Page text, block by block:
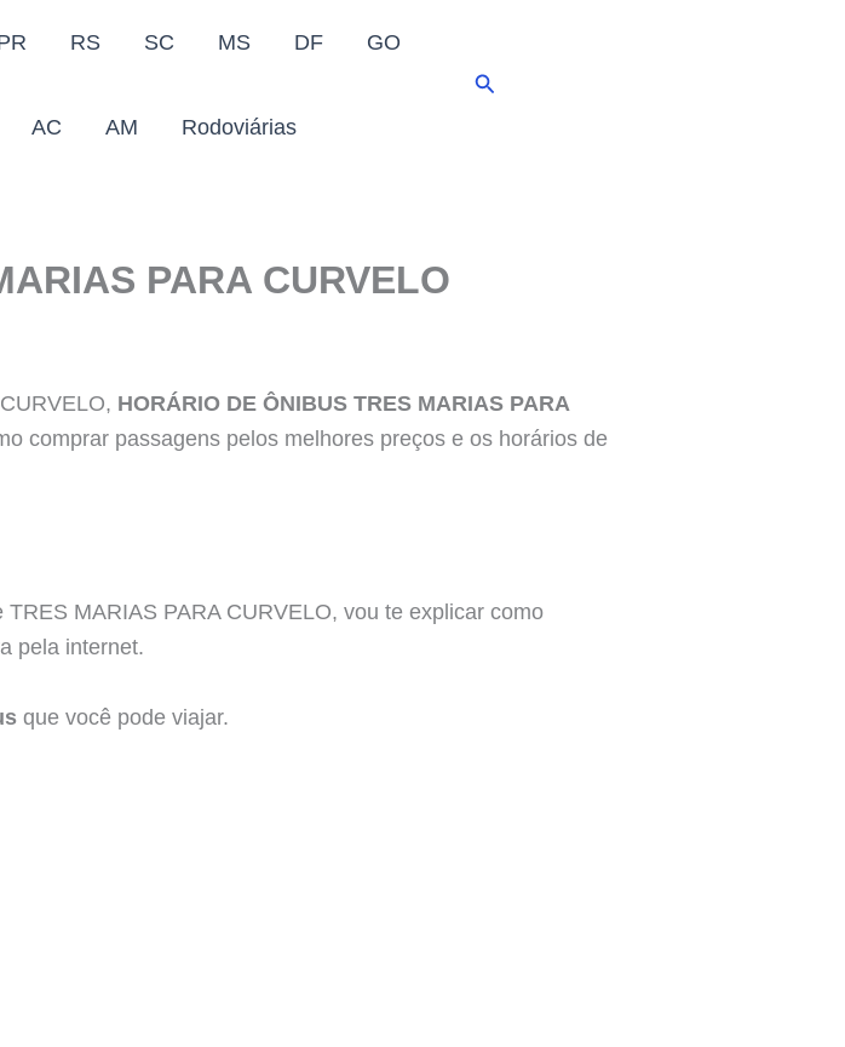
RS SC MS DF GO
AC AM Rodoviárias
Pesquisar
PARA CURVELO
HORÁRIO DE ÔNIBUS TRES MARIAS PARA
comprar passagens pelos melhores preços e os horários de
MARIAS PARA CURVELO, vou te explicar como
pela internet.
que você pode viajar.